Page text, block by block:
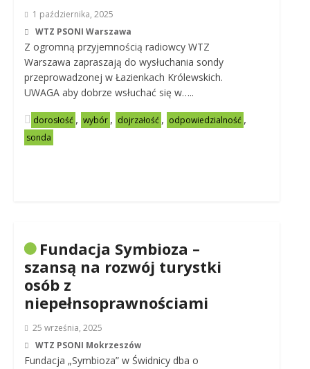
1 października, 2025
WTZ PSONI Warszawa
Z ogromną przyjemnością radiowcy WTZ
Warszawa zapraszają do wysłuchania sondy
przeprowadzonej w Łazienkach Królewskich.
UWAGA aby dobrze wsłuchać się w…..
dorosłość , wybór , dojrzałość , odpowiedzialność ,
sonda
Fundacja Symbioza –
szansą na rozwój turystki
osób z
niepełnsoprawnościami
25 września, 2025
WTZ PSONI Mokrzeszów
Fundacja „Symbioza” w Świdnicy dba o